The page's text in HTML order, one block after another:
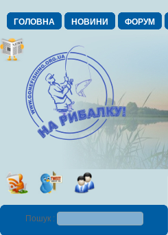
ГОЛОВНА НОВИНИ ФОРУМ
Пошук :